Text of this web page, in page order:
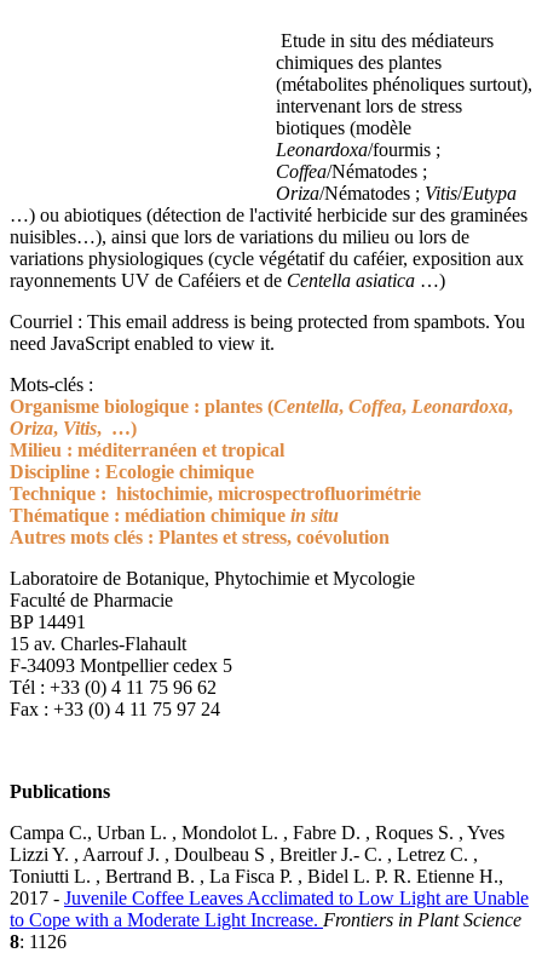
Etude in situ des médiateurs
chimiques des plantes
(métabolites phénoliques surtout),
intervenant lors de stress
biotiques (modèle
Leonardoxa/fourmis ;
Coffea/Nématodes ;
Oriza/Nématodes ; Vitis/Eutypa
…) ou abiotiques (détection de l'activité herbicide sur des graminées
nuisibles…), ainsi que lors de variations du milieu ou lors de
variations physiologiques (cycle végétatif du caféier, exposition aux
rayonnements UV de Caféiers et de Centella asiatica …)
Courriel : This email address is being protected from spambots. You
need JavaScript enabled to view it.
Mots-clés :
Organisme biologique : plantes (Centella, Coffea, Leonardoxa,
Oriza, Vitis, …)
Milieu : méditerranéen et tropical
Discipline : Ecologie chimique
Technique : histochimie, microspectrofluorimétrie
Thématique : médiation chimique in situ
Autres mots clés : Plantes et stress, coévolution
Laboratoire de Botanique, Phytochimie et Mycologie
Faculté de Pharmacie
BP 14491
15 av. Charles-Flahault
F-34093 Montpellier cedex 5
Tél : +33 (0) 4 11 75 96 62
Fax : +33 (0) 4 11 75 97 24
Publications
Campa C., Urban L. , Mondolot L. , Fabre D. , Roques S. , Yves
Lizzi Y. , Aarrouf J. , Doulbeau S , Breitler J.- C. , Letrez C. ,
Toniutti L. , Bertrand B. , La Fisca P. , Bidel L. P. R. Etienne H.,
2017 - Juvenile Coffee Leaves Acclimated to Low Light are Unable
to Cope with a Moderate Light Increase. Frontiers in Plant Science
8: 1126